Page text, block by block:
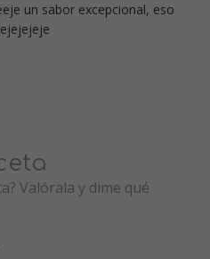
un sabor excepcional, eso
Valórala y dime qué